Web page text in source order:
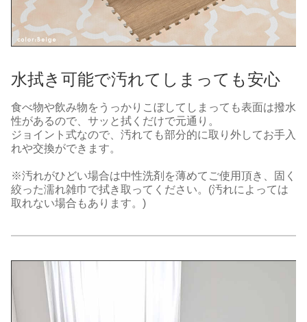
水拭き可能で汚れてしまっても安心
食べ物や飲み物をうっかりこぼしてしまっても表面は撥水
性があるので、サッと拭くだけで元通り。
ジョイント式なので、汚れても部分的に取り外してお手入
れや交換ができます。
※汚れがひどい場合は中性洗剤を薄めてご使用頂き、固く
絞った濡れ雑巾で拭き取ってください。(汚れによっては
取れない場合もあります。)